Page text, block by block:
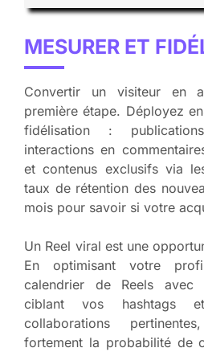
MESURER ET
Convertir un visiteur en
première étape. Déployez
fidélisation :
interactions en
et contenus exclusifs via
taux de rétention des
mois pour savoir si votre
Un Reel viral est une
En optimisant votre
calendrier de Reels avec
ciblant vos hashtags
collaborations
fortement la probabilité de